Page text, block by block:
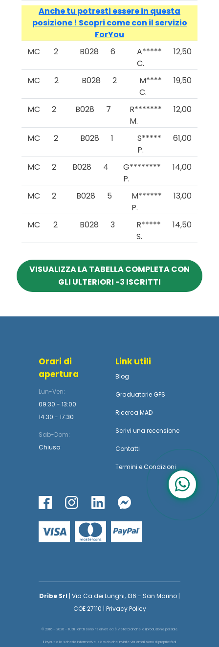
Anche tu potresti essere in questa
posizione ! Scopri come con il servizio
ForYou
MC
2 B028 6
A*****
C.
12,50
MC 2 B028 2
M****
C.
19,50
MC 2 B028 7
R*******
M.
12,00
MC 2 B028 1
S*****
P.
61,00
MC 2 B028 4
G********
P.
14,00
MC 2 B028 5
M******
P.
13,00
MC 2 B028 3
R*****
S.
14,50
VISUALIZZA LA TABELLA COMPLETA CON
GLI ULTERIORI -3 ISCRITTI
Orari di
apertura
Lun-Ven:
09:30 - 13:00
14:30 - 17:30
Sab-Dom:
Chiuso
Link utili
Blog
Graduatorie GPS
Ricerca MAD
Scrivi una recensione
Contatti
Termini e Condizioni
Dribe Srl | Via Ca dei Lunghi, 136 - San Marino |
COE 27110 | Privacy Policy
© 2016 - 2026 - Tutti i diritti sono riservati ed è vietata anche la riproduzione parziale.
Il layout e le schede informative, sia web che inviate via email sono di proprietà di